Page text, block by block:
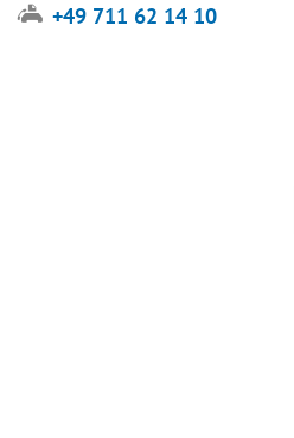
+49 711 62 14 10